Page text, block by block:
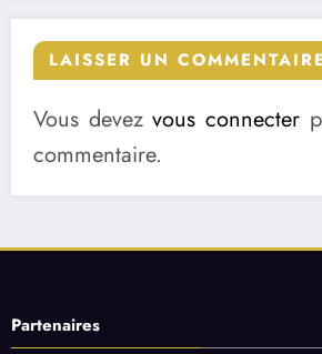
LAISSER UN COMMENTAIRE
Vous devezvous connecter
commentaire.
Partenaires